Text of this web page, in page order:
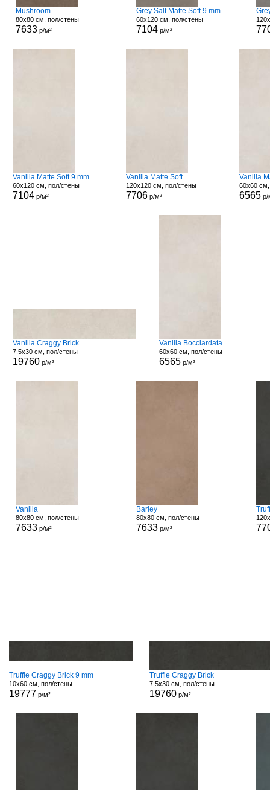
Mushroom
80x80 см, пол/стены
7633 р/м²
Grey Salt Matte Soft 9 mm
60x120 см, пол/стены
7104р/м²
Vanilla Matte Soft 9 mm
60x120 см, пол/стены
7104р/м²
Vanilla Matte Soft
120x120 см, пол/стены
7706 р/м²
Vanilla
60x60
6565 р/
Vanilla Craggy Brick
7.5x30 см, пол/стены
19760р/м²
Vanilla Bocciardata
60x60 см, пол/стены
6565 р/м²
Vanilla
80x80 см, пол/стены
7633 р/м²
Barley
80x80 см, пол/стены
7633р/м²
Truffle Craggy Brick 9 mm
10x60 см, пол/стены
19777 р/м²
Truffle Craggy Brick
7.5x30 см, пол/стены
19760р/м²